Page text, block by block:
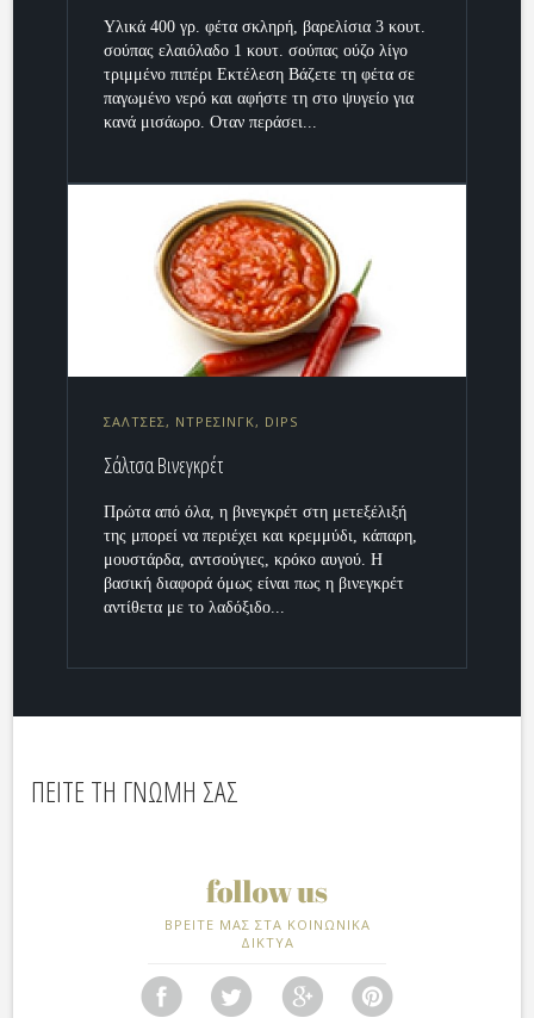
Υλικά 400 γρ. φέτα σκληρή, βαρελίσια 3 κουτ.
σούπας ελαιόλαδο 1 κουτ. σούπας ούζο λίγο
τριμμένο πιπέρι Εκτέλεση Βάζετε τη φέτα σε
παγωμένο νερό και αφήστε τη στο ψυγείο για
κανά μισάωρο. Οταν περάσει...
ΣΑΛΤΣΕΣ, ΝΤΡΕΣΙΝΓΚ, DIPS
Σάλτσα Βινεγκρέτ
Πρώτα από όλα, η βινεγκρέτ στη μετεξέλιξή
της μπορεί να περιέχει και κρεμμύδι, κάπαρη,
μουστάρδα, αντσούγιες, κρόκο αυγού. Η
βασική διαφορά όμως είναι πως η βινεγκρέτ
αντίθετα με το λαδόξιδο...
ΠΕΙΤΕ ΤΗ ΓΝΩΜΗ ΣΑΣ
ΒΡΕΙΤΕ ΜΑΣ ΣΤΑ ΚΟΙΝΩΝΙΚΑ
ΔΙΚΤΥΑ